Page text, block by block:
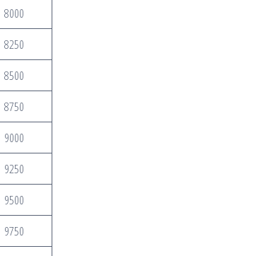
8000
8250
8500
8750
9000
9250
9500
9750